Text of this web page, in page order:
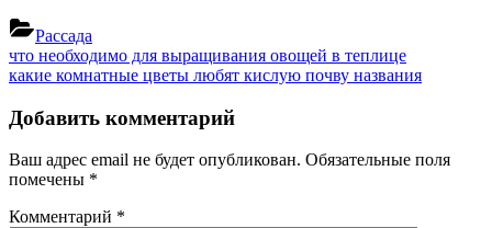
Рассада
Навигация
по
записям
Previous
Post:
что необходимо для выращивания овощей в теплице
Next
какие комнатные цветы любят кислую почву названия
Добавить комментарий
Ваш адрес email не будет опубликован. Обязательные поля
помечены *
Комментарий *